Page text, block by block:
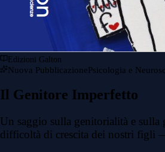
Edizioni Galton
Nuova PubblicazionePsicologia e
Il Genitore Imperfetto
Un saggio sulla genitorialità e sulla
difficoltà di crescita dei nostri figli